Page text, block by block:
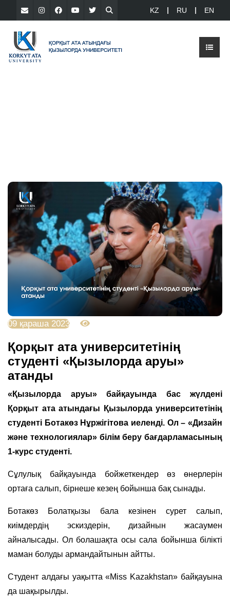
KZ RU EN
09 қараша 2023
Қорқыт ата университетінің
студенті «Қызылорда аруы»
атанды
«Қызылорда аруы» байқауында бас жүлдені
Қорқыт ата атындағы Қызылорда университетінің
студенті Ботакөз Нұржігітова иеленді. Ол – «Дизайн
және технологиялар» білім беру бағдарламасының
1-курс студенті.
Сұлулық байқауында бойжеткендер өз өнерлерін
ортаға салып, бірнеше кезең бойынша бақ сынады.
Ботакөз
Болатқызы бала кезінен сурет салып,
киімдердің эскиздерін, дизайнын жасаумен
айналысады. Ол болашақта осы сала бойынша білікті
маман болуды армандайтынын айтты.
Студент алдағы уақытта «Miss Kazakhstan» байқауына
да шақырылды.